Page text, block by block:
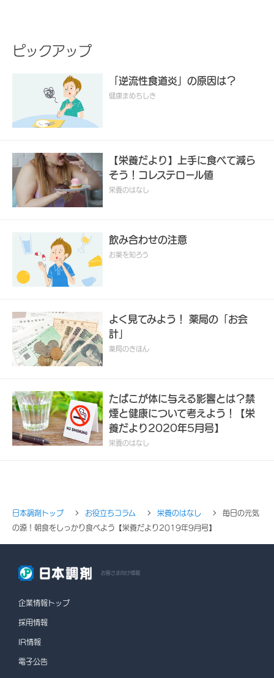
ピックアップ
「逆流性食道炎」の原因は？
健康まめちしき
【栄養だより】上手に食べて減ら
そう！コレステロール値
栄養のはなし
飲み合わせの注意
お薬を知ろう
よく見てみよう！ 薬局の「お会
計」
薬局のきほん
たばこが体に与える影響とは？禁
煙と健康について考えよう！【栄
養だより2020年5月号】
栄養のはなし
日本調剤トップ お役立ちコラム 栄養のはなし
毎日の元気
の源！朝食をしっかり食べよう【栄養だより2019年9月号】
お客さま向け情報
企業情報トップ
採用情報
IR情報
電子公告